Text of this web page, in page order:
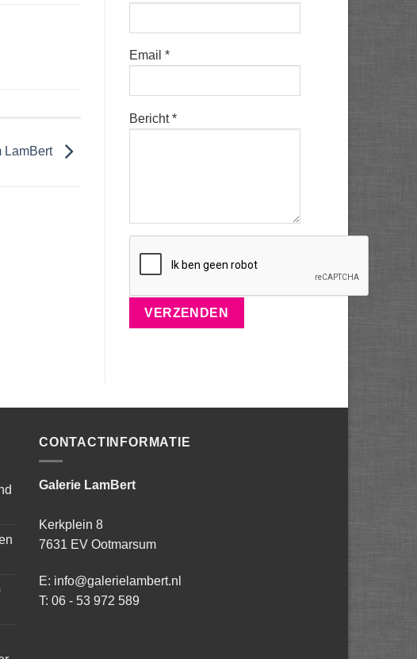
LamBert
Email *
Bericht *
CONTACTINFORMATIE
Galerie LamBert
Kerkplein 8
7631 EV Ootmarsum
E: info@galerielambert.nl
T: 06 - 53 972 589